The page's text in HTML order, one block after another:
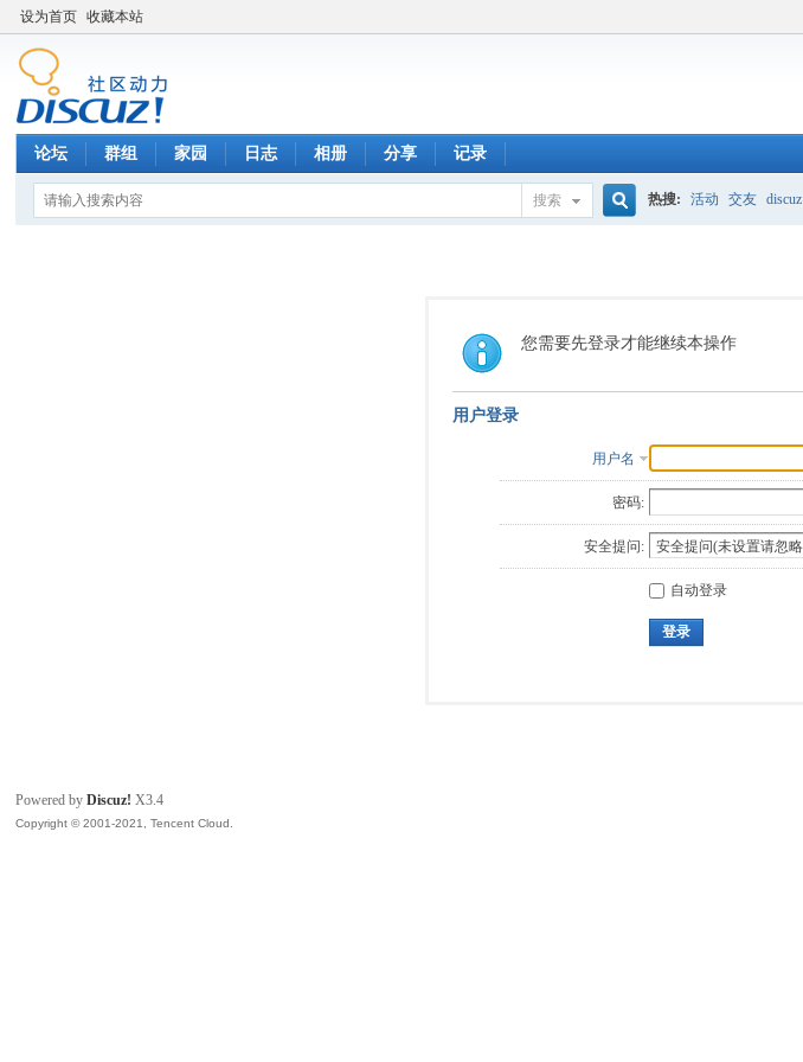
设为首页 收藏本站
论坛 群组 家园 日志 相册 分享 记录
搜索
索
热搜: 活动 交友 discuz
您需要先登录才能继续本操作
用户登录
用户名
密码:
安全提问:
自动登录
登录
Powered byDiscuz! X3.4
Copyright © 2001-2021, Tencent Cloud.